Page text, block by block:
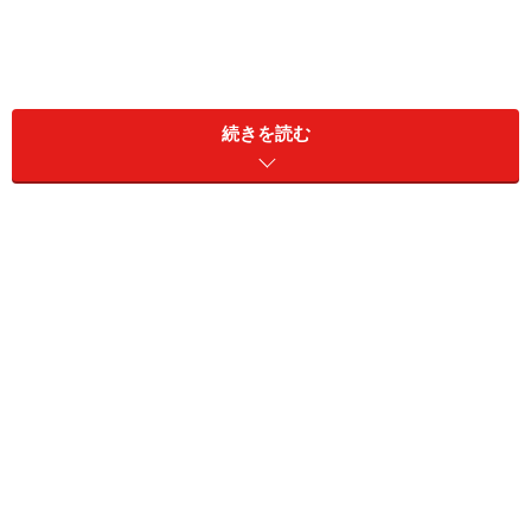
洗濯することで、下着にダメージを与えることになるの
続きを読む